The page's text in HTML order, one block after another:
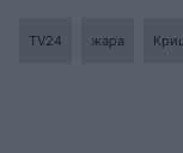
TV24 жара